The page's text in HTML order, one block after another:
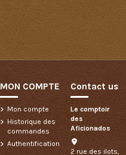
MON COMPTE
Mon compte
Historique des
commandes
Authentification
Contact us
Le comptoir
des
Aficionados
2 rue des ilots,